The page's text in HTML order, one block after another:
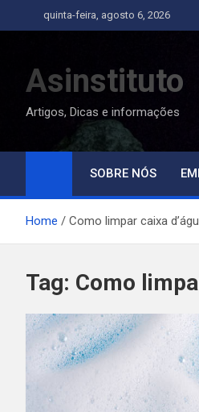
to
quinta-feira, agosto 6, 2026
Asinstituto
Artigos, Dicas e informações
SOBRE NÓS
Home Como limpar caixa
Tag: Como